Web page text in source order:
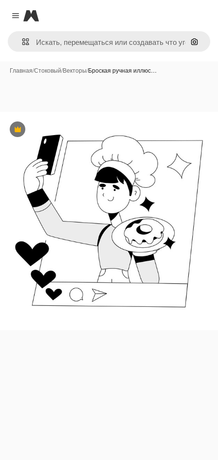
Close menu
Magnific
Поиск
Главная/Стоковый/Векторы/Броская ручная иллюс…
Премиум